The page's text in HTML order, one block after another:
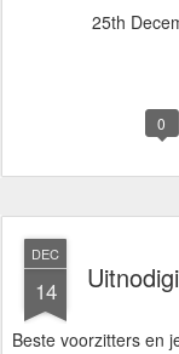
25th
0
DEC
14
Beste voorzitters en